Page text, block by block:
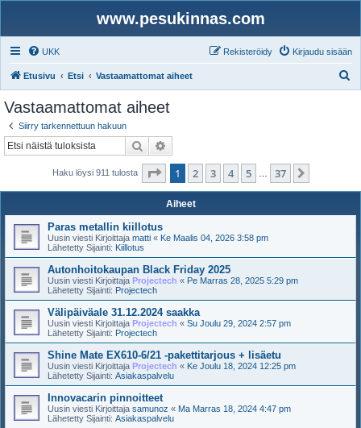
www.pesukinnas.com
UKK Kirjaudu sisään
Rekisteröidy
Etusivu Etsi Vastaamattomat aiheet
Vastaamattomat aiheet
Siirry tarkennettuun hakuun
Etsi
Haku löysi 911 tulosta Sivu /37
1 2 3 4 5 37
Aiheet
Paras metallin kiillotus
Uusin viesti Kirjoittaja matti « Ke Maalis 04, 2026 3:58 pm
Lähetetty Sijainti: Kiillotus
Autonhoitokaupan Black Friday 2025
Uusin viesti Kirjoittaja Projectech « Pe Marras 28, 2025 5:29 pm
Lähetetty Sijainti: Projectech
Välipäiväale 31.12.2024 saakka
Uusin viesti Kirjoittaja Projectech « Su Joulu 29, 2024 2:57 pm
Lähetetty Sijainti: Projectech
Shine Mate EX610-6/21 -pakettitarjous + lisäetu
Uusin viesti Kirjoittaja Projectech « Ke Joulu 18, 2024 12:25 pm
Lähetetty Sijainti: Asiakaspalvelu
Innovacarin pinnoitteet
Uusin viesti Kirjoittaja samunoz « Ma Marras 18, 2024 4:47 pm
Lähetetty Sijainti: Asiakaspalvelu